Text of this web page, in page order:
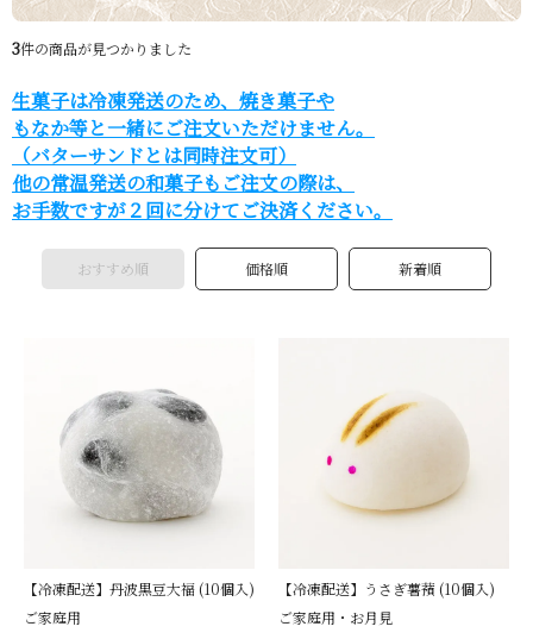
3件の商品が見つかりました
生菓子は冷凍発送のため、焼き菓子や
もなか等と一緒にご注文いただけません。
（バターサンドとは同時注文可）
他の常温発送の和菓子もご注文の際は、
お手数ですが２回に分けてご決済ください。
おすすめ順 価格順 新着順
【冷凍配送】丹波黒豆大福 (10個入)
ご家庭用
【冷凍配送】うさぎ薯蕷 (10個入)
ご家庭用・お月見